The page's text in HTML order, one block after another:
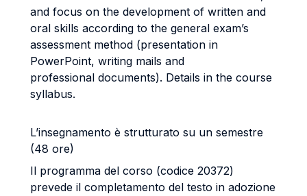
and focus on the development of written and
oral skills according to the general exam’s
assessment method (presentation in
PowerPoint, writing mails and
professional documents). Details in the course
syllabus.
L’insegnamento è strutturato su un semestre
(48 ore)
Il programma del corso (codice 20372)
prevede il completamento del testo in adozione